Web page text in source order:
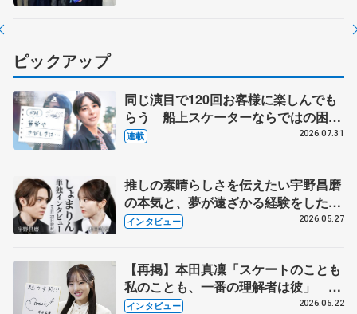
ピックアップ
同じ演目で120回お客様に楽しんでも
らう 船上スケーターならではの困難
とは 影響あったPIW前キャプテン松
連載 2026.07.31
推しの素晴らしさを伝えたい宇野昌磨
の本気と、夢が遠ざかる経験をした本
田真凜の覚悟
インタビュー 2026.05.27
【再掲】本田真凜「スケートのことも
私のことも、一番の理解者は彼」 引
退時の単独インタビューで語った競技
インタビュー 2026.05.22